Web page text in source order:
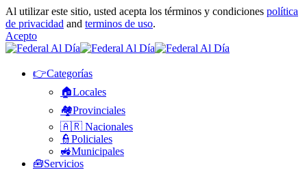
Al utilizar este sitio, usted acepta los términos y condiciones política
de privacidad and terminos de uso.
Acepto
👉Categorías
🏠Locales
🏘️Provinciales
🇦🇷 Nacionales
👮Policiales
🚜Municipales
🧰Servicios